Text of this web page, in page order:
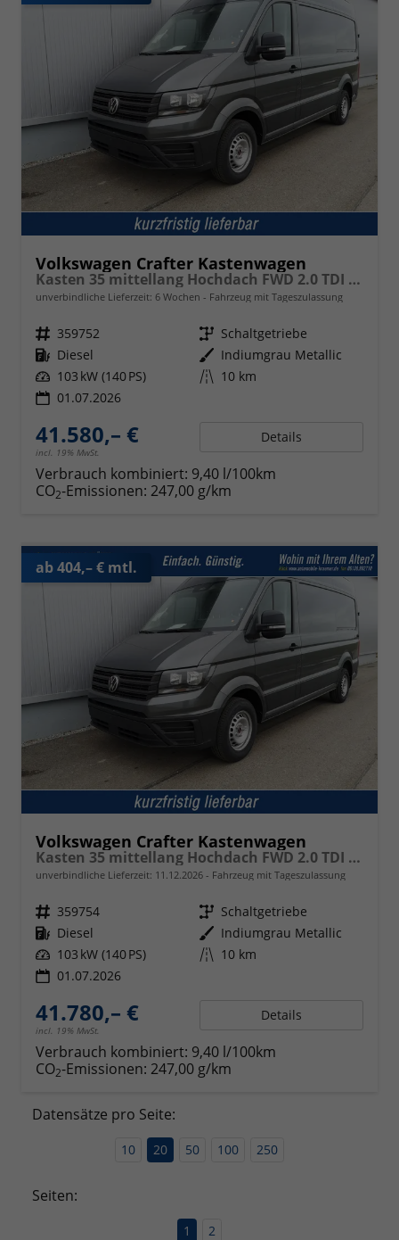
Volkswagen Crafter Kastenwagen
Kasten 35 mittellang Hochdach FWD 2.0 TDI L3H3 AHK Kamera 270 Grad App PDC GRA
unverbindliche Lieferzeit: 6 Wochen Fahrzeug mit Tageszulassung
Fahrzeugnr. 359752 Getriebe Schaltgetriebe
Kraftstoff Diesel Außenfarbe Indiumgrau Metallic
Leistung 103 kW (140 PS) Kilometerstand 10 km
01.07.2026
41.580,– €
incl. 19% MwSt.
Details
Verbrauch kombiniert: 9,40 l/100km
CO2-Emissionen: 247,00 g/km
ab 404,– € mtl.
Volkswagen Crafter Kastenwagen
Kasten 35 mittellang Hochdach FWD 2.0 TDI L3H3 AHK Kamera 270 Grad App PDC GRA Heckscheiben
unverbindliche Lieferzeit: 11.12.2026 Fahrzeug mit Tageszulassung
Fahrzeugnr. 359754 Getriebe Schaltgetriebe
Kraftstoff Diesel Außenfarbe Indiumgrau Metallic
Leistung 103 kW (140 PS) Kilometerstand 10 km
01.07.2026
41.780,– €
incl. 19% MwSt.
Details
Verbrauch kombiniert: 9,40 l/100km
CO2-Emissionen: 247,00 g/km
Datensätze pro Seite:
10 20 50 100 250
Seiten:
1 2